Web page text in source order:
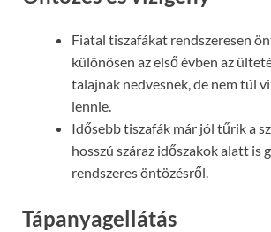
Fiatal tiszafákat rendszeresen
különösen az első évben az
talajnak nedvesnek, de nem túl
lennie.
Idősebb tiszafák már jól tűrik a
hosszú száraz időszakok alatt is
rendszeres öntözésről.
Tápanyagellátás